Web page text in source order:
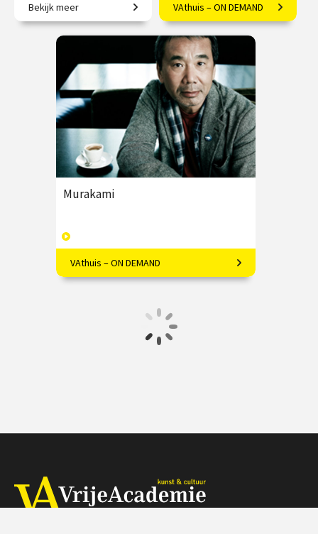
Verrijk jouw leven met
functionele filosofie.
€ 65.00 / €
vanaf 24
Op locatie
Bekijk meer
Seksualiteit vanuit een
filosofisch kader bezien.
€ 17.50
4
afleveringen
Speeltijd 1 uur
VAthuis
VAthuis – ON DEMAND
Murakami
Filosoof Ype de Boer over Haruki
Murakami
4 afleveringen
VAthuis – ON DEMAND